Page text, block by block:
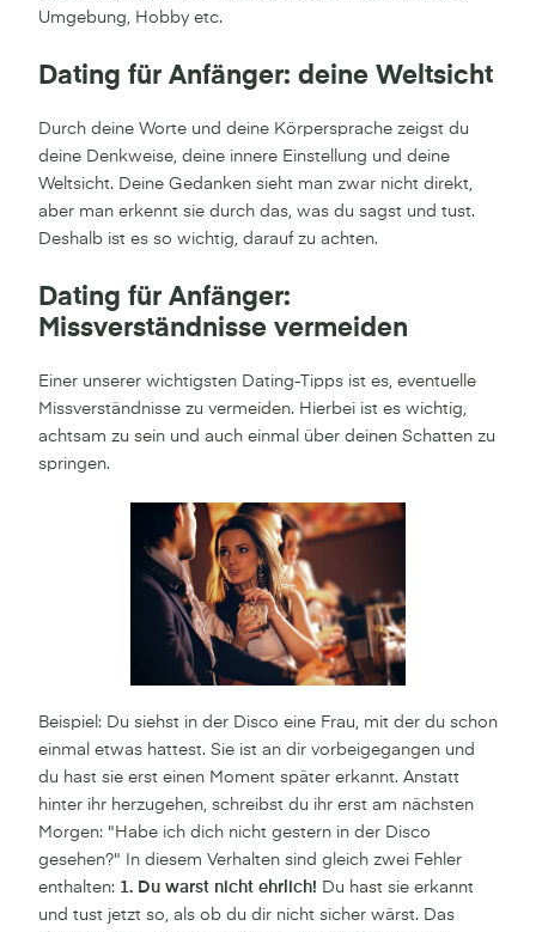
Umgebung, Hobby etc.
Dating für Anfänger: deine Weltsicht
Durch deine Worte und deine Körpersprache zeigst du
deine Denkweise, deine innere Einstellung und deine
Weltsicht. Deine Gedanken sieht man zwar nicht direkt,
aber man erkennt sie durch das, was du sagst und tust.
Deshalb ist es so wichtig, darauf zu achten.
Dating für Anfänger:
Missverständnisse vermeiden
Einer unserer wichtigsten Dating-Tipps ist es, eventuelle
Missverständnisse zu vermeiden. Hierbei ist es wichtig,
achtsam zu sein und auch einmal über deinen Schatten zu
springen.
Beispiel: Du siehst in der Disco eine Frau, mit der du schon
einmal etwas hattest. Sie ist an dir vorbeigegangen und
du hast sie erst einen Moment später erkannt. Anstatt
hinter ihr herzugehen, schreibst du ihr erst am nächsten
Morgen: "Habe ich dich nicht gestern in der Disco
gesehen?" In diesem Verhalten sind gleich zwei Fehler
enthalten: 1. Du warst nicht ehrlich! Du hast sie erkannt
und tust jetzt so, als ob du dir nicht sicher wärst. Das